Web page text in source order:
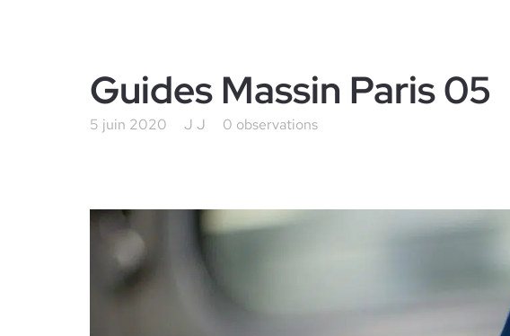
Guides Massin Paris 05
5 juin 2020 J J 0 observations